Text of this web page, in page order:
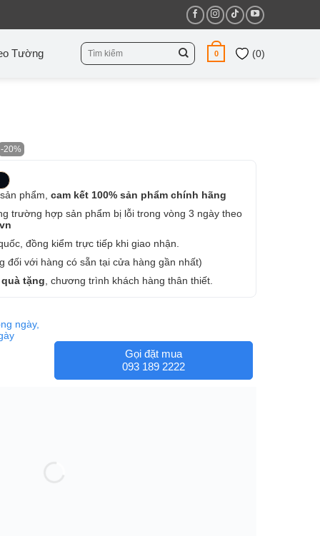
Tường
Tìm
kiếm:
0 (0)
-20%
phẩm, cam kết 100% sản phẩm chính hãng
trường hợp sản phẩm bị lỗi trong vòng 3 ngày theo
đồng kiểm trực tiếp khi giao nhận.
đối với hàng có sẵn tại cửa hàng gần nhất)
tặng , chương trình khách hàng thân thiết.
ngày,
Gọi đặt mua
093 189 2222